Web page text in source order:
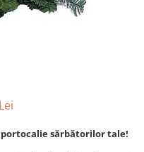
portocalie sărbătorilor tale!